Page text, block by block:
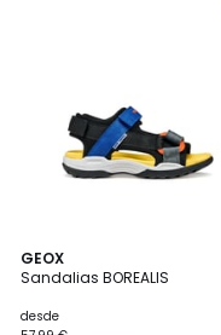
GEOX
Sandalias BOREALIS
desde